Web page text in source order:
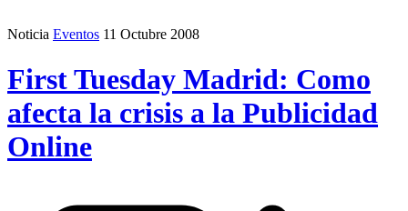
Noticia Eventos 11 Octubre 2008
First Tuesday Madrid: Como
afecta la crisis a la Publicidad
Online